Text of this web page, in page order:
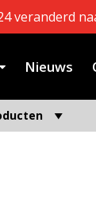
veranderd
Nieuws